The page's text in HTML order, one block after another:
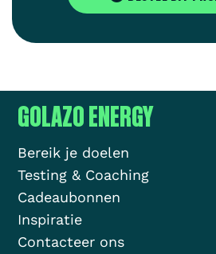
GOLAZO ENERGY
Bereik je doelen
Testing & Coaching
Cadeaubonnen
Inspiratie
Contacteer ons